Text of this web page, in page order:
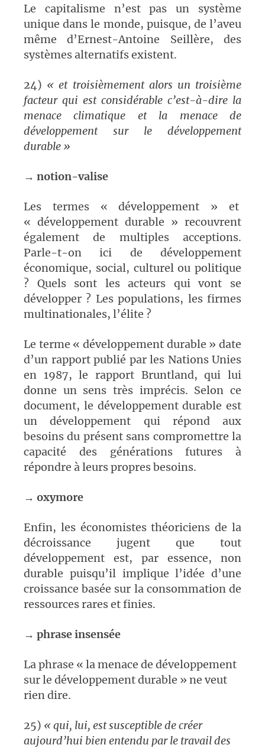
Le capitalisme n’est pas un système
unique dans le monde, puisque, de l’aveu
même d’Ernest-Antoine Seillère, des
systèmes alternatifs existent.
24) « et troisièmement alors un troisième
facteur qui est considérable c’est-à-dire la
menace climatique et la menace de
développement sur le développement
durable »
→ notion-valise
Les termes « développement » et
« développement durable » recouvrent
également de multiples acceptions.
Parle-t-on ici de développement
économique, social, culturel ou politique
? Quels sont les acteurs qui vont se
développer ? Les populations, les firmes
multinationales, l’élite ?
Le terme « développement durable » date
d’un rapport publié par les Nations Unies
en 1987, le rapport Bruntland, qui lui
donne un sens très imprécis. Selon ce
document, le développement durable est
un développement qui répond aux
besoins du présent sans compromettre la
capacité des générations futures à
répondre à leurs propres besoins.
→ oxymore
Enfin, les économistes théoriciens de la
décroissance jugent que tout
développement est, par essence, non
durable puisqu’il implique l’idée d’une
croissance basée sur la consommation de
ressources rares et finies.
→ phrase insensée
La phrase « la menace de développement
sur le développement durable » ne veut
rien dire.
25) « qui, lui, est susceptible de créer
aujourd’hui bien entendu par le travail des